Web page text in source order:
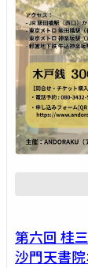
第六回 桂
沙門天書院